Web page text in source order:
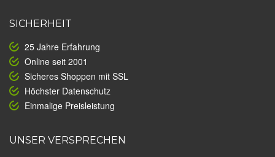
SICHERHEIT
25 Jahre Erfahrung
Online seit 2001
Sicheres Shoppen mit SSL
Höchster Datenschutz
Einmalige Preisleistung
UNSER VERSPRECHEN